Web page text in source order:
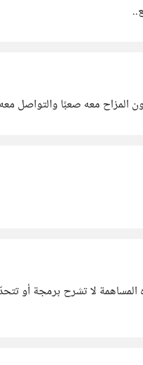
المزاح معه صعبًا والتواصل
المساهمة لا تشرح برمجة